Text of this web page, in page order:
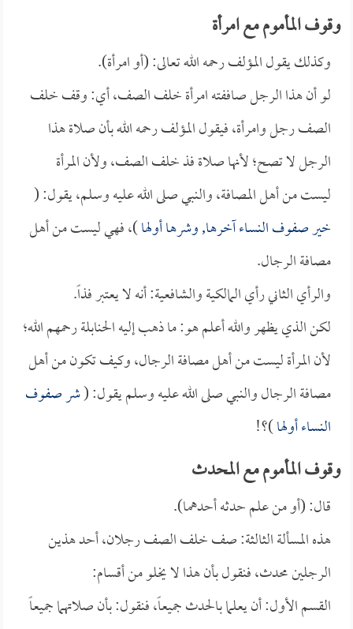
وقوف المأموم مع امرأة
وكذلك يقول المؤلف رحمه الله تعالى: (أو امرأة).
لو أن هذا الرجل صاففته امرأة خلف الصف، أي: وقف خلف
الصف رجل وامرأة، فيقول المؤلف رحمه الله بأن صلاة هذا
الرجل لا تصح؛ لأنها صلاة فذ خلف الصف، ولأن المرأة
ليست من أهل المصافة، والنبي صلى الله عليه وسلم، يقول: (
خير صفوف النساء آخرها, وشرها أولها)، فهي ليست من أهل
مصافة الرجال.
والرأي الثاني رأي المالكية والشافعية: أنه لا يعتبر فذاً.
لكن الذي يظهر والله أعلم هو: ما ذهب إليه الحنابلة رحمهم الله؛
لأن المرأة ليست من أهل مصافة الرجال، وكيف تكون من أهل
مصافة الرجال والنبي صلى الله عليه وسلم يقول: (شر صفوف
النساء أولها)؟!
وقوف المأموم مع المحدث
قال: (أو من علم حدثه أحدهما).
هذه المسألة الثالثة: صف خلف الصف رجلان، أحد هذين
الرجلين محدث، فنقول بأن هذا لا يخلو من أقسام:
القسم الأول: أن يعلما بالحدث جميعاً، فنقول: بأن صلاتهما جميعاً